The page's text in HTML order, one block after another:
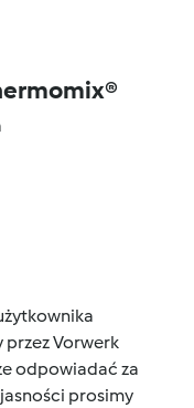
przez Vorwerk
odpowiadać za
prosimy